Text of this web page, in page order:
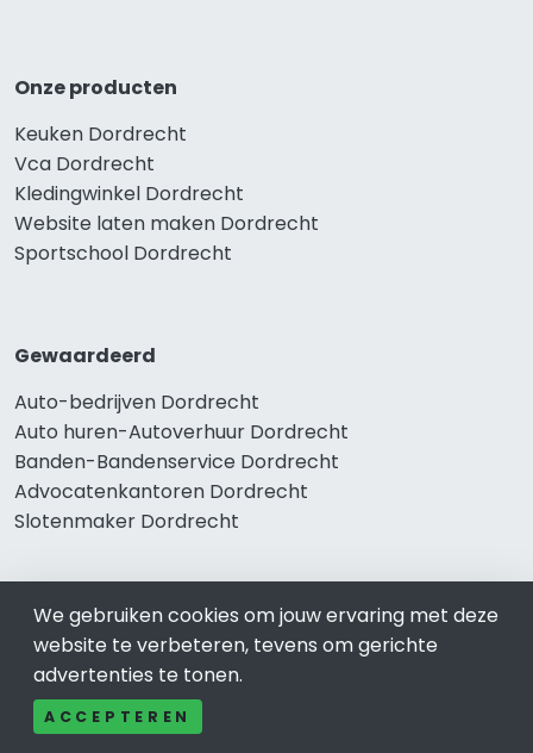
Onze producten
Keuken Dordrecht
Vca Dordrecht
Kledingwinkel Dordrecht
Website laten maken Dordrecht
Sportschool Dordrecht
Gewaardeerd
Auto-bedrijven Dordrecht
Auto huren-Autoverhuur Dordrecht
Banden-Bandenservice Dordrecht
Advocatenkantoren Dordrecht
Slotenmaker Dordrecht
Populair
Woningruil Dordrecht
Prive Spa-Sauna Dordrecht
Incassobureau Dordrecht
We gebruiken cookies om jouw ervaring met deze
website te verbeteren, tevens om gerichte
advertenties te tonen.
ACCEPTEREN